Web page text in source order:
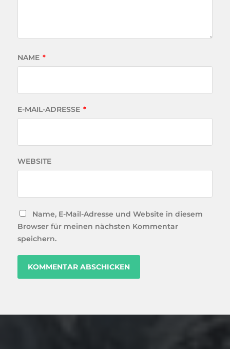
NAME *
E-MAIL-ADRESSE *
WEBSITE
Name, E-Mail-Adresse und Website in diesem
Browser für meinen nächsten Kommentar
speichern.